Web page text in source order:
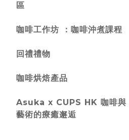
區
咖啡工作坊 ：咖啡沖煮課程
回禮禮物
咖啡烘焙產品
Asuka x CUPS HK 咖啡與
藝術的療癒邂逅